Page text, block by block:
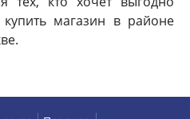
магазин в районе